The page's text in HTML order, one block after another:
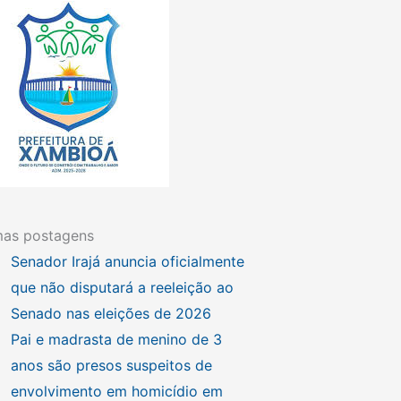
postagens
Senador Irajá anuncia oficialmente
que não disputará a reeleição ao
Senado nas eleições de 2026
Pai e madrasta de menino de 3
anos são presos suspeitos de
envolvimento em homicídio em